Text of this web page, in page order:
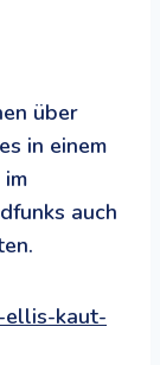
über
in einem
auch
ellis-kaut-